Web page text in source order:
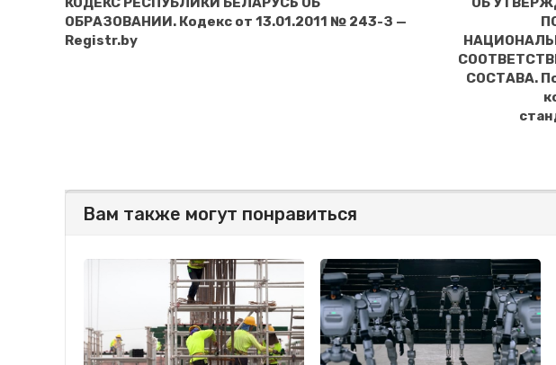
ОБРАЗОВАНИИ. Кодекс от 13.01.2011 № 243-З —
Registr.by
СОСТАВА.
Вам также могут понравиться